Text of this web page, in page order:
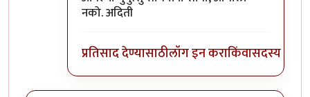
नको. अदिती
प्रतिसाद देण्यासाठीलॉग इन कराकिंवासदस्य व्हा